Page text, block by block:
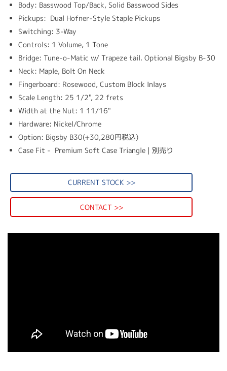
Body: Basswood Top/Back, Solid Basswood Sides
Pickups: Dual Hofner-Style Staple Pickups
Switching: 3-Way
Controls: 1 Volume, 1 Tone
Bridge: Tune-o-Matic w/ Trapeze tail. Optional Bigsby B-30
Neck: Maple, Bolt On Neck
Fingerboard: Rosewood, Custom Block Inlays
Scale Length: 25 1/2", 22 frets
Width at the Nut: 1 11/16"
Hardware: Nickel/Chrome
Option: Bigsby B30(+30,280円税込)
Case Fit - Premium Soft Case Triangle | 別売り
CURRENT STOCK >>
CONTACT >>